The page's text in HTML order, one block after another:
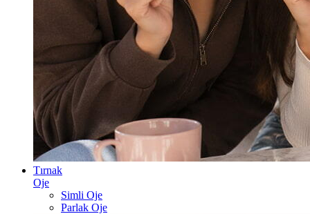
Tırnak
Oje
Simli Oje
Parlak Oje